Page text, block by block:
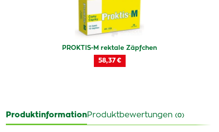
PROKTIS-M rektale Zäpfchen
58,37 €
ProduktinformationProduktbewertungen (0)